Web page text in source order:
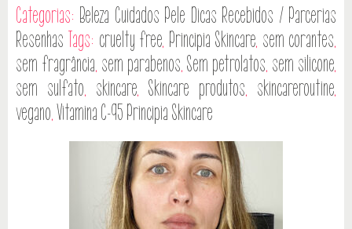
Categorias: Beleza Cuidados Pele Dicas Recebidos / Parcerias
Resenhas Tags: cruelty free, Principia Skincare, sem corantes,
sem fragrância, sem parabenos, Sem petrolatos, sem silicone,
sem sulfato, skincare, Skincare produtos, skincareroutine,
vegano,Vitamina C-95 Principia Skincare